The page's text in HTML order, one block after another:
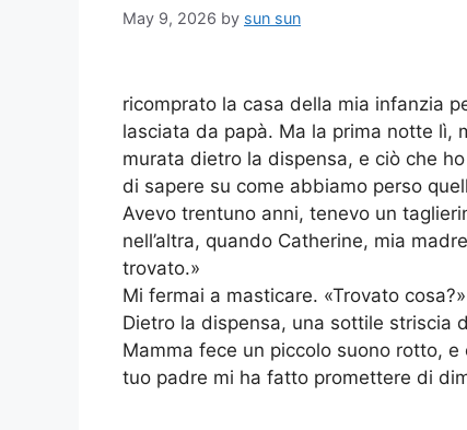
May 9, 2026 by sun sun
ricomprato la casa della mia infanzia
lasciata da papà. Ma la prima notte lì,
murata dietro la dispensa, e ciò che
di sapere su come abbiamo perso
Avevo trentuno anni, tenevo un
nell’altra, quando Catherine, mia
trovato.»
Mi fermai a masticare. «Trovato cosa?»
Dietro la dispensa, una sottile striscia
Mamma fece un piccolo suono rotto,
tuo padre mi ha fatto promettere di